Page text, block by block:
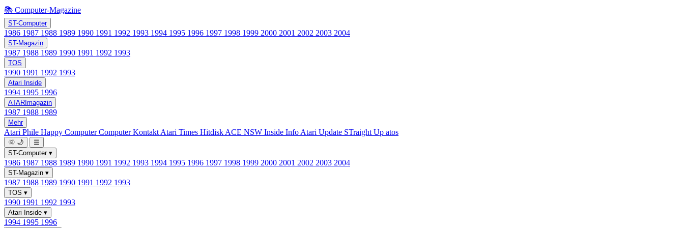
📚 Computer-Magazine
ST-Computer
1986 1987 1988 1989 1990 1991 1992 1993 1994 1995 1996 1997 1998 1999 2000 2001 2002 2003 2004
ST-Magazin
1987 1988 1989 1990 1991 1992 1993
TOS
1990 1991 1992 1993
Atari Inside
1994 1995 1996
ATARImagazin
1987 1988 1989
Mehr
Atari Phile Happy ComputerComputer Kontakt Atari Times Hitdisk ACE NSW Inside Info Atari Update STraight Up atos
🌞 🌙
☰
ST-Computer ▾
1986 1987 1988 1989 1990 1991 1992 1993 1994 1995 1996 1997 1998 1999 2000 2001 2002 2003 2004
ST-Magazin ▾
1987 1988 1989 1990 1991 1992 1993
TOS ▾
1990 1991 1992 1993
Atari Inside ▾
1994 1995 1996